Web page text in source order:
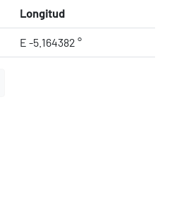
Longitud
E -5.164382 °